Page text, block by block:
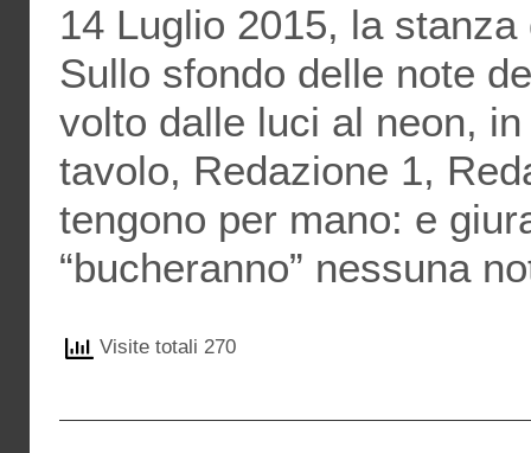
14 Luglio 2015, la
Sullo sfondo delle note
volto dalle luci al neon,
tavolo, Redazione 1,
tengono per mano: e
“bucheranno” nessuna
Visite totali 270